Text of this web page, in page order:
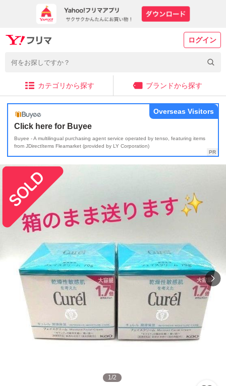
ログイン
カテゴリから探す ブランドから探す
Click here for Buyee
Buyee - A multilingual purchasing agent service operated by tenso, featuring items
from JDirectItems Fleamarket (provided by LY Corporation)
Overseas Visitors
1/2